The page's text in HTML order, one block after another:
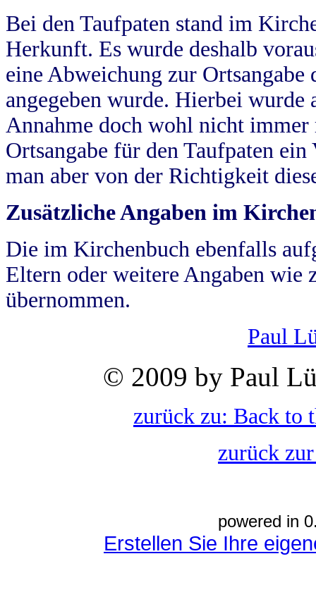
Bei den Taufpaten stand im
Herkunft. Es wurde deshalb
eine Abweichung zur
angegeben wurde. Hierbei wurde
Annahme doch wohl nicht
Ortsangabe für den Taufpaten
man aber von der Richtigkeit
Zusätzliche Angaben im
Die im Kirchenbuch ebenfalls
Eltern oder weitere Angaben wie
übernommen.
Paul
© 2009 by Paul
zurück zu: Back to
zurück
powered in
Erstellen Sie Ihre